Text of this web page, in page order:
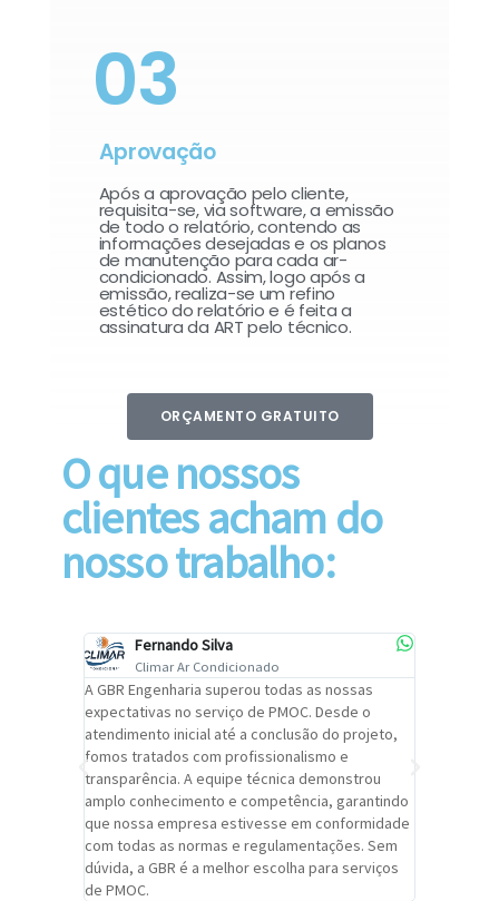
03
Aprovação
Após a aprovação pelo cliente,
requisita-se, via software, a emissão
de todo o relatório, contendo as
informações desejadas e os planos
de manutenção para cada ar-
condicionado. Assim, logo após a
emissão, realiza-se um refino
estético do relatório e é feita a
assinatura da ART pelo técnico.
ORÇAMENTO GRATUITO
O que nossos
clientes acham do
nosso trabalho:
Fernando Silva
Climar Ar Condicionado
A GBR Engenharia superou todas as nossas
expectativas no serviço de PMOC. Desde o
atendimento inicial até a conclusão do projeto,
fomos tratados com profissionalismo e
transparência. A equipe técnica demonstrou
amplo conhecimento e competência, garantindo
que nossa empresa estivesse em conformidade
com todas as normas e regulamentações. Sem
dúvida, a GBR é a melhor escolha para serviços
de PMOC.